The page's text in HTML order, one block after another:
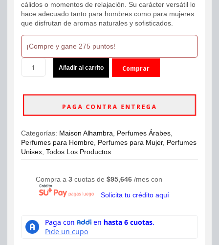
cálidos o momentos de relajación. Su carácter versátil lo
hace adecuado tanto para hombres como para mujeres
que disfrutan de aromas naturales y sofisticados.
¡Compre y gane 275 puntos!
Alhambra
De
100ml
Unisex
cantidad
Añadir al carrito Comprar
PAGA CONTRA ENTREGA
Categorías: Maison Alhambra, Perfumes Árabes,
Perfumes para Hombre, Perfumes para Mujer, Perfumes
Unisex, Todos Los Productos
Compra a 3 cuotas de $95,646 /mes con
Solicita tu crédito aquí